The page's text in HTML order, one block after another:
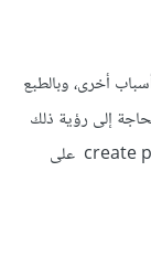
أخرى، وبالطبع
إلى رؤية ذلك
بشكل عملي من خلال البحث عن create python package على